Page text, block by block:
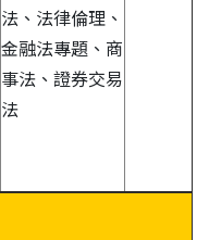
法、法律倫理、
金融法專題、商
事法、證券交易
法